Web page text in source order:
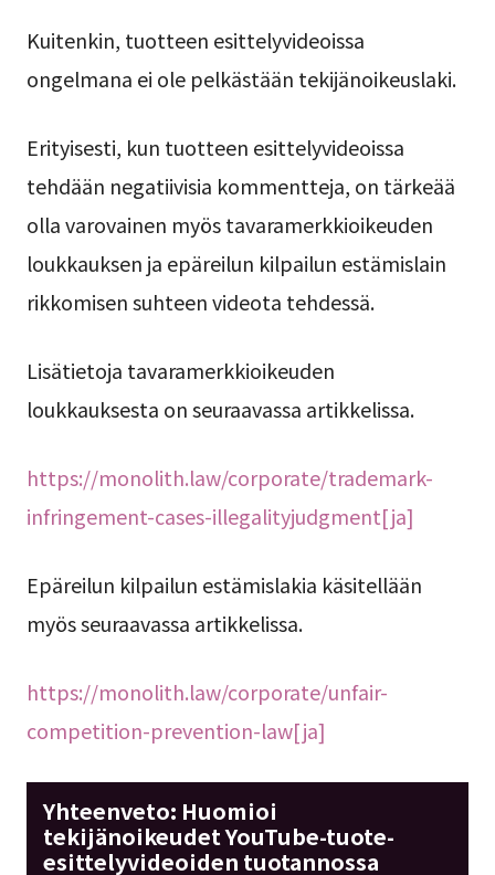
Kuitenkin, tuotteen esittelyvideoissa
ongelmana ei ole pelkästään tekijänoikeuslaki.
Erityisesti, kun tuotteen esittelyvideoissa
tehdään negatiivisia kommentteja, on tärkeää
olla varovainen myös tavaramerkkioikeuden
loukkauksen ja epäreilun kilpailun estämislain
rikkomisen suhteen videota tehdessä.
Lisätietoja tavaramerkkioikeuden
loukkauksesta on seuraavassa artikkelissa.
https://monolith.law/corporate/trademark-
infringement-cases-illegalityjudgment[ja]
Epäreilun kilpailun estämislakia käsitellään
myös seuraavassa artikkelissa.
https://monolith.law/corporate/unfair-
competition-prevention-law[ja]
Yhteenveto: Huomioi
tekijänoikeudet YouTube-tuote-
esittelyvideoiden tuotannossa